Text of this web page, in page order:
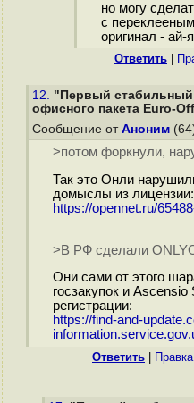
но могу
с
оригинал - ай-
Ответить
12. "Первый стабильный
офисного пакета Euro-
Сообщение от Аноним
>потом форкнули,
Так это Онли
домыслы из лицензии:
https://opennet.ru/
>В РФ сделали
Они сами от этого
госзакупок и
регистрации:
https://find-and-
Ответить Правка